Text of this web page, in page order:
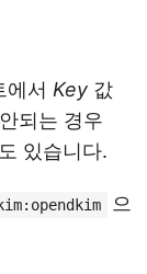
에서 Key 값
되는 경우
있습니다.
으